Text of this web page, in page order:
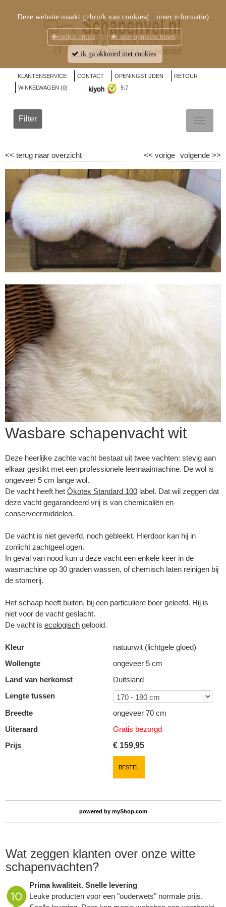
KLANTENSERVICE CONTACT OPENINGSTIJDEN
RETOUR
WINKELWAGEN (0) 9.7
Filter
<< terug naar overzicht volgende >>
<< vorige
Wasbare schapenvacht wit
Deze heerlijke zachte vacht bestaat uit twee vachten: stevig aan
elkaar gestikt met een professionele leernaaimachine. De wol is
ongeveer 5 cm lange wol.
De vacht heeft het Ökotex Standard 100 label. Dat wil zeggen dat
deze vacht gegarandeerd vrij is van chemicaliën en
conserveermiddelen.
De vacht is niet geverfd, noch gebleekt. Hierdoor kan hij in
zonlicht zachtgeel ogen.
In geval van nood kun u deze vacht een enkele keer in de
wasmachine op 30 graden wassen, of chemisch laten reinigen bij
de stomerij.
Het schaap heeft buiten, bij een particuliere boer geleefd. Hij is
niet voor de vacht geslacht.
De vacht is ecologisch gelooid.
Kleur
natuurwit (lichtgele gloed)
Wollengte
ongeveer 5 cm
Land van herkomst
Duitsland
Lengte tussen
Breedte
ongeveer 70 cm
Uiteraard
Gratis bezorgd
Prijs
€ 159,95
BESTEL
powered by myShop.com
Wat zeggen klanten over onze witte
schapenvachten?
Prima kwaliteit. Snelle levering
Leuke producten voor een "ouderwets" normale prijs.
Deze website maakt gebruik van cookies( meer informatie)
cookie opties later opnieuw tonen
ik ga akkoord met cookies